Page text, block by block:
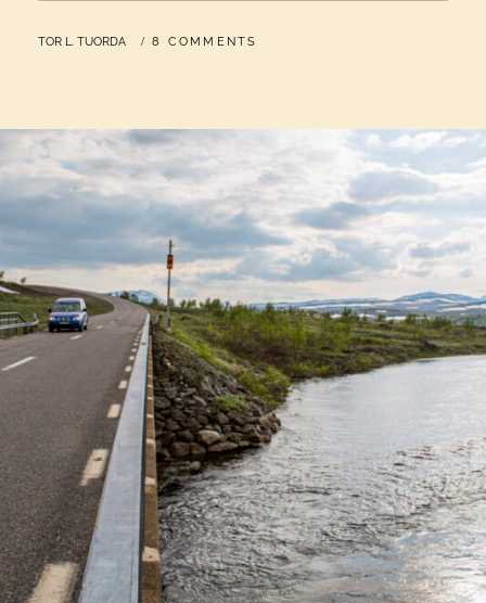
–
BY
TOR L. TUORDA 8 COMMENTS